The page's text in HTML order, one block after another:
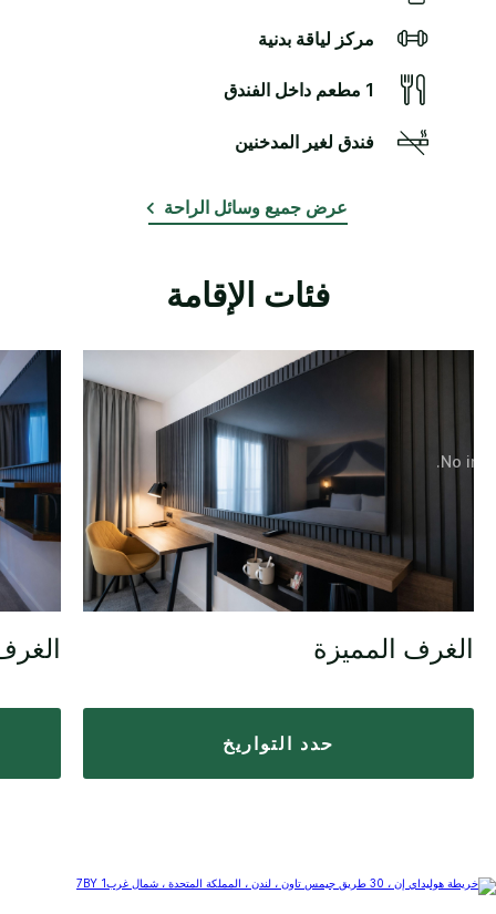
مركز لياقة بدنية
1 مطعم داخل الفندق
فندق لغير المدخنين
عرض جميع وسائل الراحة
فئات الإقامة
الغرف المميزة
حدد التواريخ
No